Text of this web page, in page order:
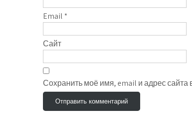
Email *
Сайт
Сохранить моё имя, email и адрес